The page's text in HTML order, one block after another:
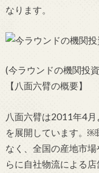
なります。
(今ラウンドの機関投資
【八面六臂の概要】
八面六臂は2011年4
を展開しています。￼
なく、全国の産地市
らに自社物流による